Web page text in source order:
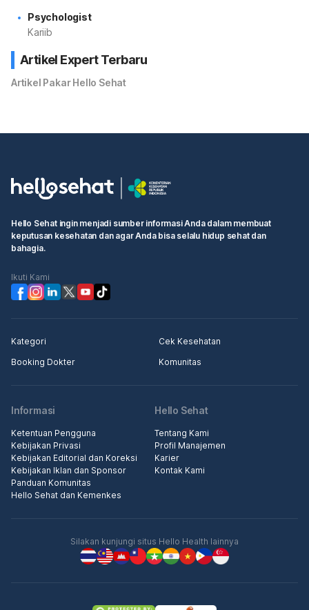
Psychologist
Kariib
Artikel Expert Terbaru
Artikel Pakar Hello Sehat
Hello Sehat ingin menjadi sumber informasi Anda dalam membuat
keputusan kesehatan dan agar Anda bisa selalu hidup sehat dan
bahagia.
Ikuti Kami
Kategori
Cek Kesehatan
Booking Dokter
Komunitas
Informasi
Ketentuan Pengguna
Kebijakan Privasi
Kebijakan Editorial dan Koreksi
Kebijakan Iklan dan Sponsor
Panduan Komunitas
Hello Sehat dan Kemenkes
Hello Sehat
Tentang Kami
Profil Manajemen
Karier
Kontak Kami
Silakan kunjungi situs Hello Health lainnya